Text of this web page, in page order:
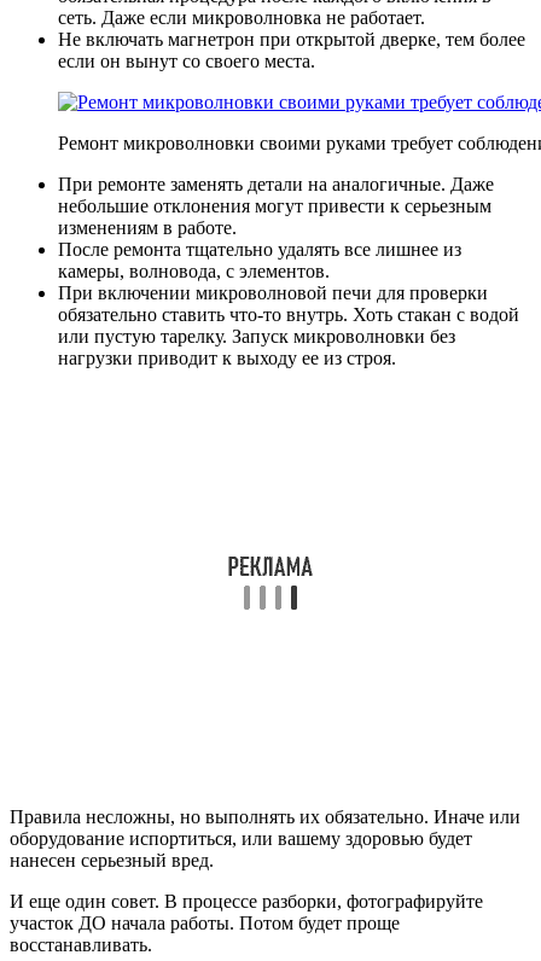
сеть. Даже если микроволновка не работает.
Не включать магнетрон при открытой дверке, тем более
если он вынут со своего места.
Ремонт микроволновки своими руками требует
При ремонте заменять детали на аналогичные. Даже
небольшие отклонения могут привести к серьезным
изменениям в работе.
После ремонта тщательно удалять все лишнее из
камеры, волновода, с элементов.
При включении микроволновой печи для проверки
обязательно ставить что-то внутрь. Хоть стакан с водой
или пустую тарелку. Запуск микроволновки без
нагрузки приводит к выходу ее из строя.
Правила несложны, но выполнять их обязательно. Иначе или
оборудование испортиться, или вашему здоровью будет
нанесен серьезный вред.
И еще один совет. В процессе разборки, фотографируйте
участок ДО начала работы. Потом будет проще
восстанавливать.